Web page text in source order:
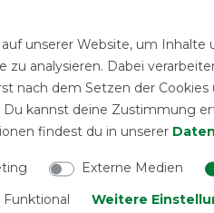
unserer Website, um Inhalte
analysieren. Dabei
nach dem Setzen der
kannst deine Zustimmung
findest du in unserer
Externe Medien
Funktional Weitere